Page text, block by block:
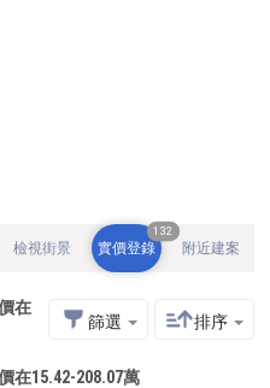
檢視街景 實價登錄
132
附近建案
在
篩選 排序
在15.42-208.07萬